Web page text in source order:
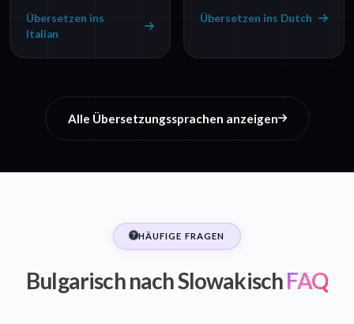
Übersetzen ins
Italian
Übersetzen ins Dutch
Alle Übersetzungssprachen anzeigen
HÄUFIGE FRAGEN
Bulgarisch nach SlowakischFAQ